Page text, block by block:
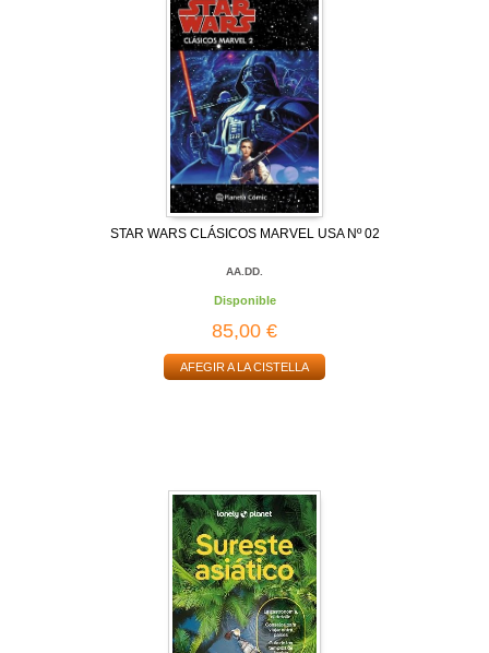
STAR WARS CLÁSICOS MARVEL USA Nº 02
AA.DD.
Disponible
85,00 €
AFEGIR A LA CISTELLA